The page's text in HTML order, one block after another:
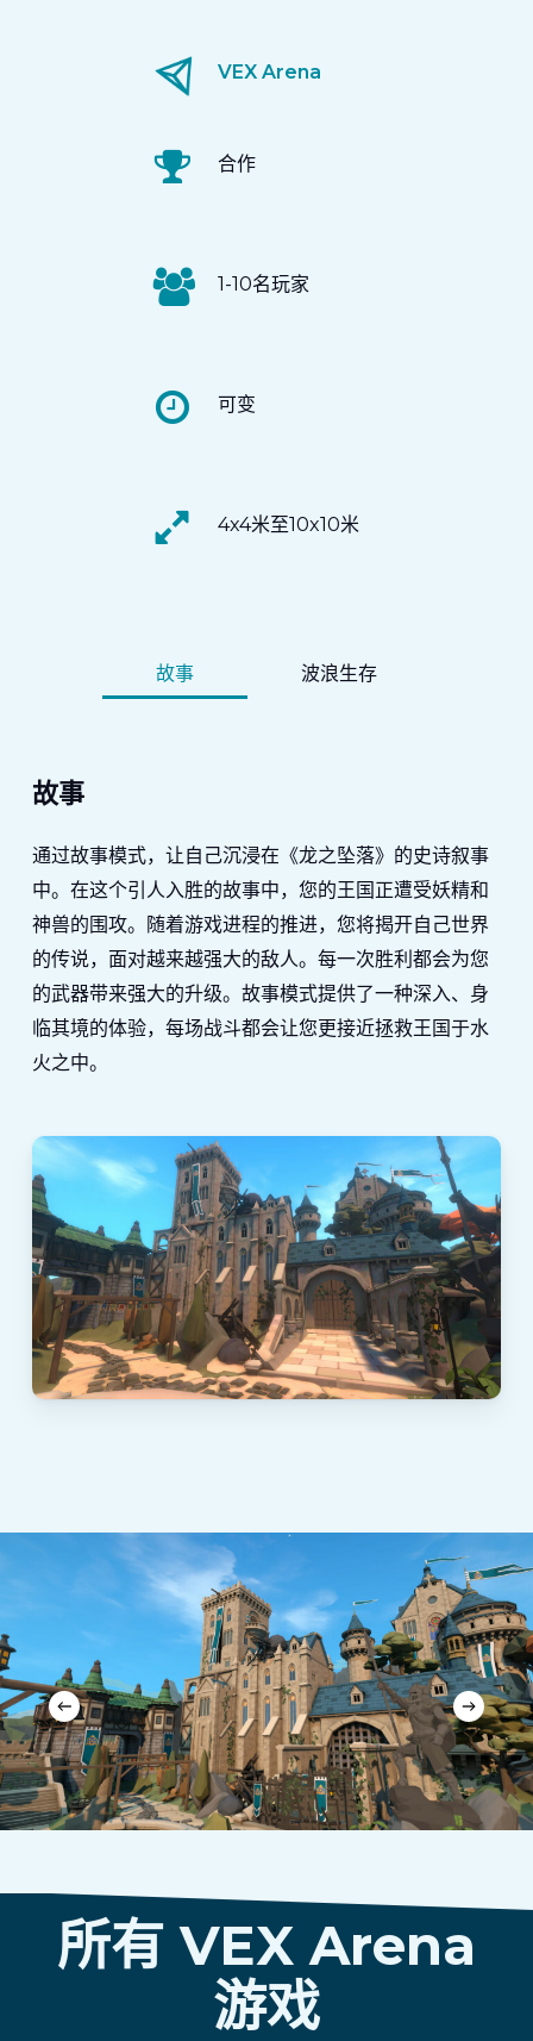
VEX Arena
合作
1-10名玩家
可变
4x4米至10x10米
故事 波浪生存
故事
通过故事模式，让自己沉浸在《龙之坠落》的史诗叙事
中。在这个引人入胜的故事中，您的王国正遭受妖精和
神兽的围攻。随着游戏进程的推进，您将揭开自己世界
的传说，面对越来越强大的敌人。每一次胜利都会为您
的武器带来强大的升级。故事模式提供了一种深入、身
临其境的体验，每场战斗都会让您更接近拯救王国于水
火之中。
所有 VEX Arena
游戏